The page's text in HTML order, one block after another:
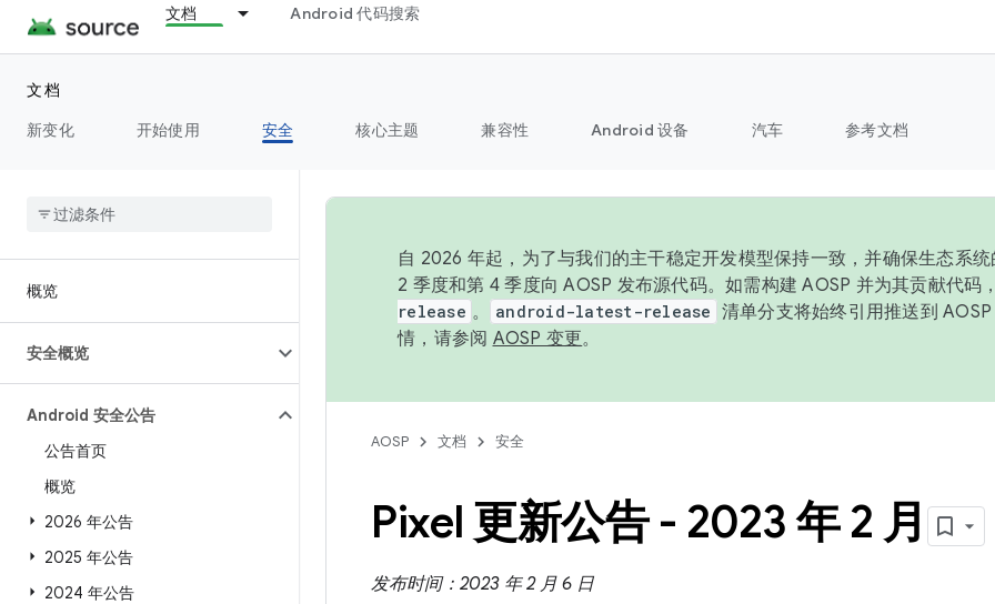
文档 Android 代码搜索
文档
新变化
开始使用 安全 核心主题 兼容性 Android 设备 汽车 参考文档
概览
安全概览
Android 安全公告
公告首页
概览
2026 年公告
2025 年公告
2024 年公告
自 2026 年起，为了与我们的主干稳定开发模型保持一致，并确保生态系
2 季度和第 4 季度向 AOSP 发布源代码。如需构建 AOSP 并为其贡献代码
release 。 android-latest-release 清单分支将始终引用推送到
情，请参阅 AOSP 变更。
AOSP 文档 安全
Pixel 更新公告 - 2023 年 2 月
发布时间：2023 年 2 月 6 日